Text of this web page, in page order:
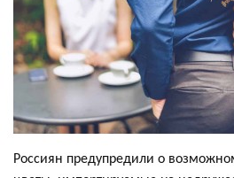
Россиян предупредили о